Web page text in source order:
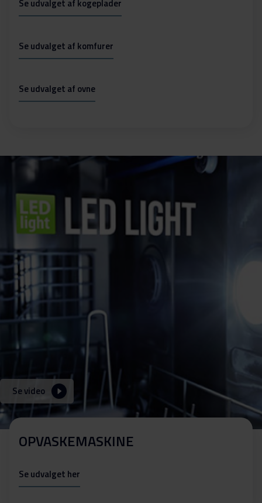
Se udvalget af kogeplader
Se udvalget af komfurer
Se udvalget af ovne
Se video
OPVASKEMASKINE
Se udvalget her